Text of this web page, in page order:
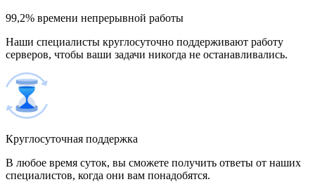
Великобритания
1 032,00 $
500 IP-адресов
1 700,00 $
99,2% времени непрерывной работы
Наши специалисты круглосуточно поддерживают работу
серверов, чтобы ваши задачи никогда не останавливались.
Круглосуточная поддержка
В любое время суток, вы сможете получить ответы от наших
специалистов, когда они вам понадобятся.